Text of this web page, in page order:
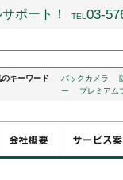
ポート！ TEL 03-
のキーワード バックカメラ
ー
プレミアム